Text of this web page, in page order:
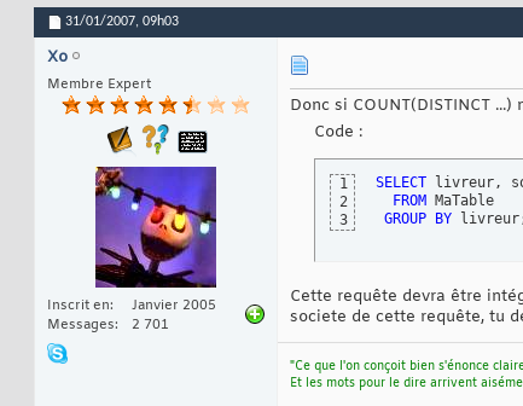
31/01/2007, 09h03
Xo
Membre Expert
Inscrit en
Janvier 2005
Messages
2 701
Donc si COUNT(DISTINCT
Code :
1
2
3
SELECT livreur,
FROM MaTable
GROUP
BY
Cette requête devra être
societe de cette requête, tu
"Ce que l'on conçoit bien s'énonce
Et les mots pour le dire arrivent